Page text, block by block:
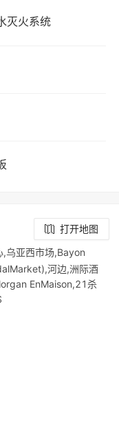
灭火系统
打开地图
乌亚西市场,Bayon
河边,洲际酒
EnMaison,21杀